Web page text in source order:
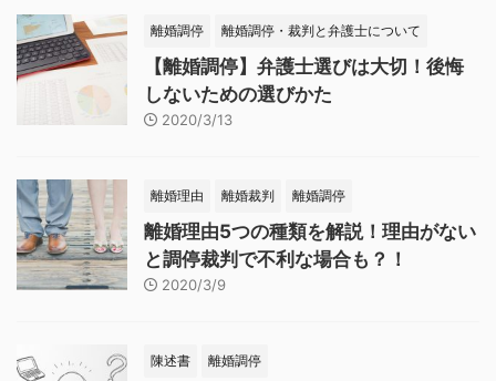
離婚調停 離婚調停・裁判と弁護士について
【離婚調停】弁護士選びは大切！後悔
しないための選びかた
2020/3/13
離婚理由 離婚裁判 離婚調停
離婚理由5つの種類を解説！理由がない
と調停裁判で不利な場合も？！
2020/3/9
陳述書 離婚調停